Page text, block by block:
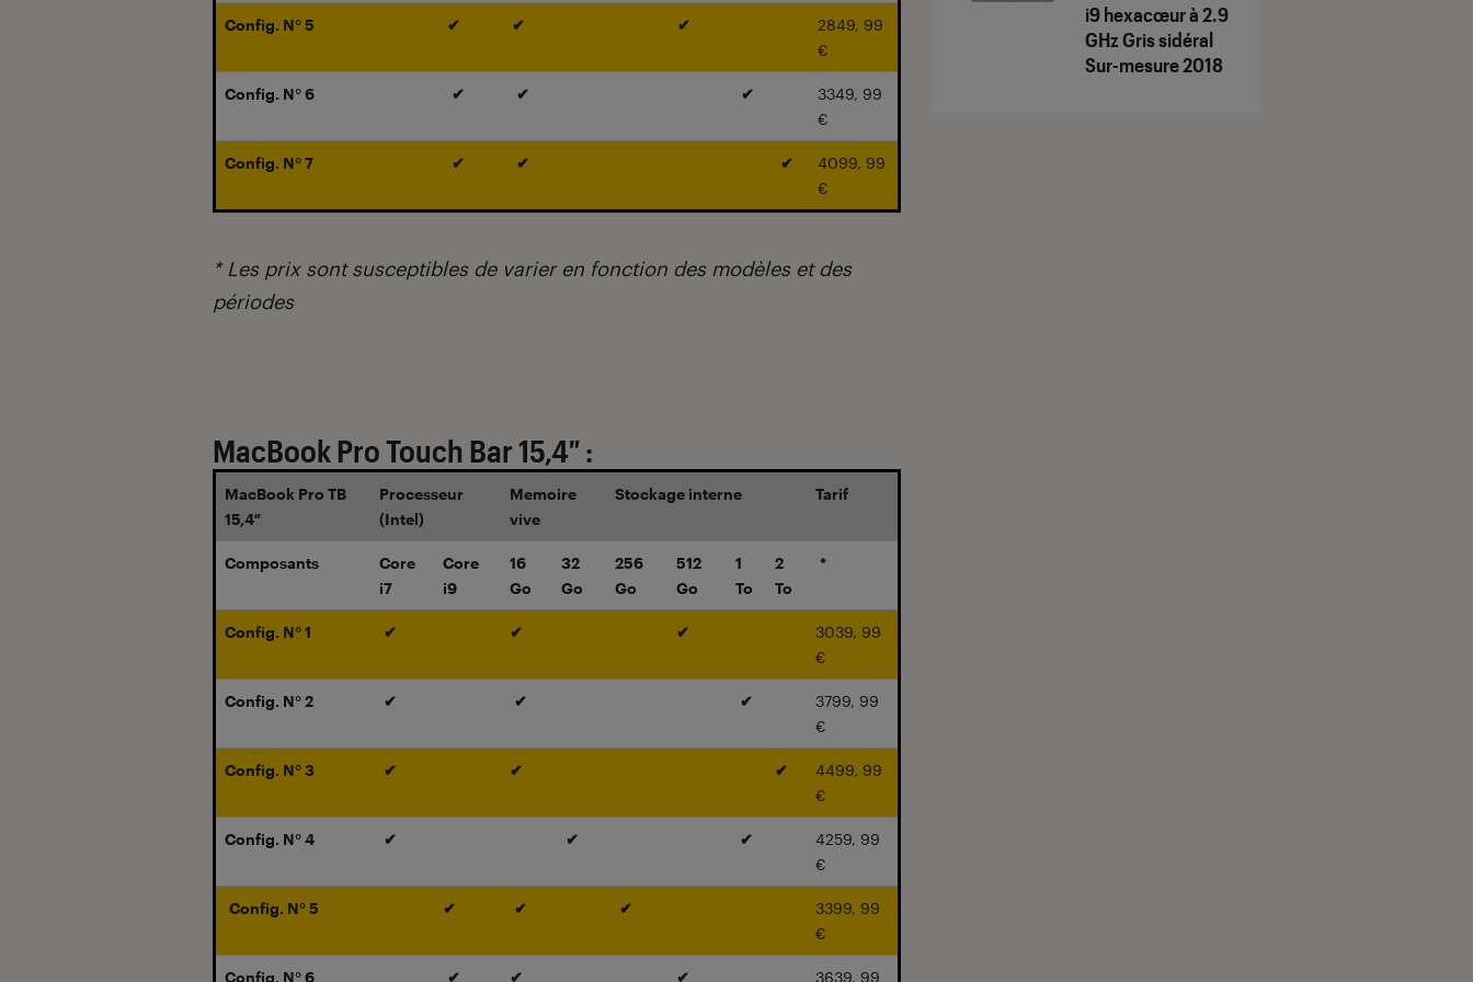
Config. N° 5 ✔ ✔ ✔
2849, 99
€
Config. N° 6 ✔ ✔ ✔
3349, 99
€
Config. N° 7 ✔ ✔ ✔
4099, 99
€
* Les prix sont susceptibles de varier en fonction des modèles et des
périodes
MacBook Pro Touch Bar 15,4″ :
MacBook Pro TB
15,4″
Processeur
(Intel)
Memoire
vive
Stockage interne Tarif
Composants
Core
i7
Core
i9
16
Go
32
Go
256
Go
512
Go
1
To
2
To
*
Config. N° 1 ✔ ✔ ✔
3039, 99
€
Config. N° 2 ✔ ✔ ✔
3799, 99
€
Config. N° 3 ✔ ✔ ✔
4499, 99
€
Config. N° 4 ✔ ✔ ✔
4259, 99
€
Config. N° 5 ✔ ✔ ✔
3399, 99
€
Config. N° 6 ✔ ✔ ✔ 3639, 99
i9 hexacœur à 2.9
GHz Gris sidéral
Sur-mesure 2018